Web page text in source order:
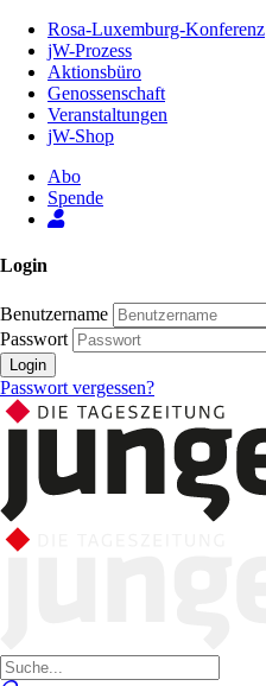
Inhalt
Seite
Rosa-Luxemburg-Konferenz
jW-Prozess
Aktionsbüro
Genossenschaft
Veranstaltungen
jW-Shop
Abo
Spende
Login
Benutzername
Passwort
Login
Passwort vergessen?